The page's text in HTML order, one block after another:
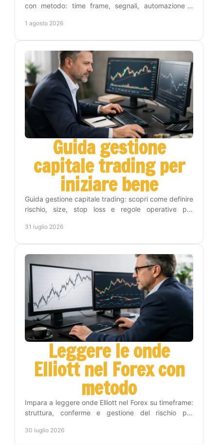
con metodo: time frame, segnali, automazione e
1 agosto 2026
Guida gestione
capitale trading per
iniziare bene
Guida gestione capitale trading: scopri come definire
rischio, size, stop loss e regole operative per
disciplina.
31 luglio 2026
Leggere le onde
Elliott nel Forex con
metodo
Impara a leggere onde Elliott nel Forex su timeframe:
struttura, conferme e gestione del rischio per
30 luglio 2026